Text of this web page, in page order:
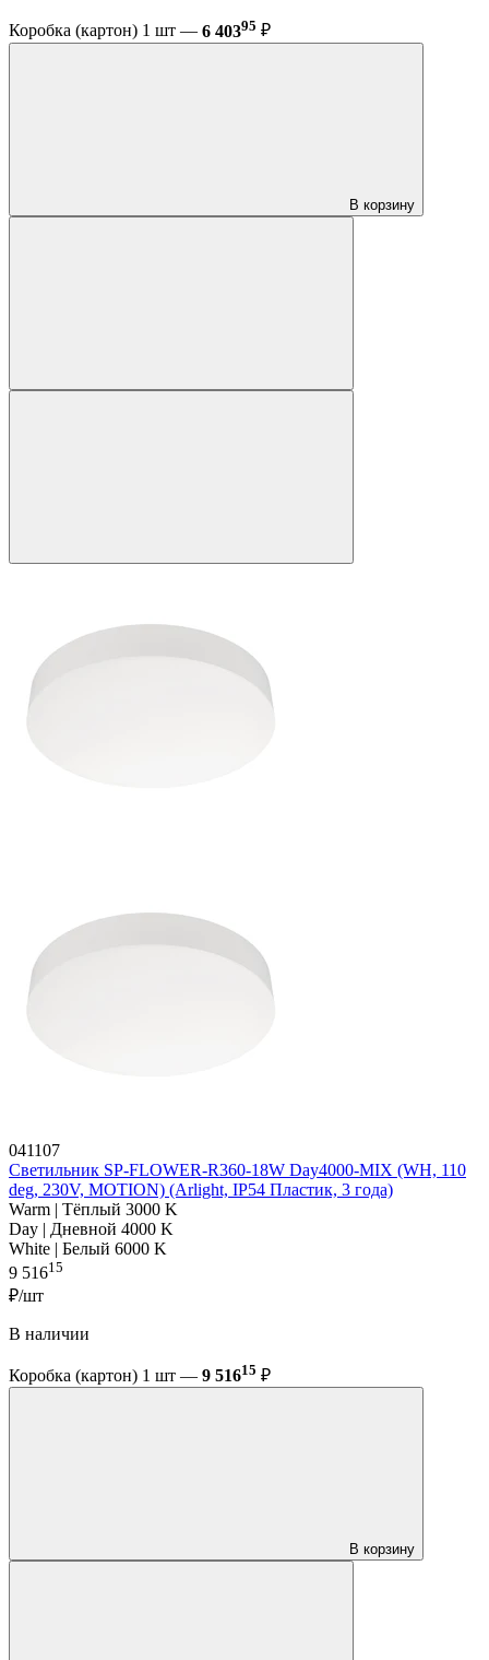
Коробка (картон) 1 шт — 6 40395 ₽
В корзину
041107
Светильник SP-FLOWER-R360-18W Day4000-MIX (WH, 110
deg, 230V, MOTION) (Arlight, IP54 Пластик, 3 года)
Warm | Тёплый 3000 K
Day | Дневной 4000 K
White | Белый 6000 K
9 51615
₽/шт
В наличии
Коробка (картон) 1 шт — 9 51615 ₽
В корзину